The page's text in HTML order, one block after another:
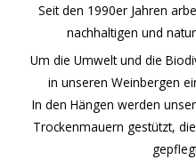
Seit den 1990er Jahren
nachhaltigen und
Um die Umwelt und die
in unseren Weinbergen
In den Hängen werden
Trockenmauern gestützt,